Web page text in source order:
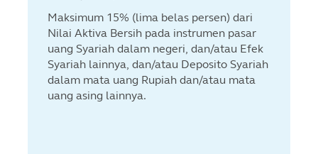
Maksimum 15% (lima belas persen) dari
Nilai Aktiva Bersih pada instrumen pasar
uang Syariah dalam negeri, dan/atau Efek
Syariah lainnya, dan/atau Deposito Syariah
dalam mata uang Rupiah dan/atau mata
uang asing lainnya.